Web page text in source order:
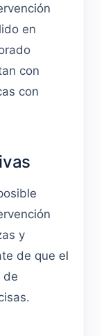
en
con
con
y
de que el
de